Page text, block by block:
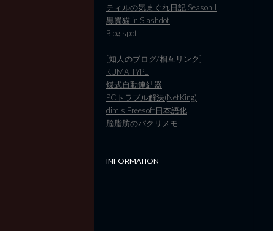
ティルの気まぐれ日記 SeasonII
黒翼猫 in Slashdot
Blog spot
[知人のブログ/相互リンク]
KUMA TYPE
煤式自動連結器
PCトラブル解決(NetKing)
dim's Freesoft日本語化
脳脂肪のパクリメモ
INFORMATION